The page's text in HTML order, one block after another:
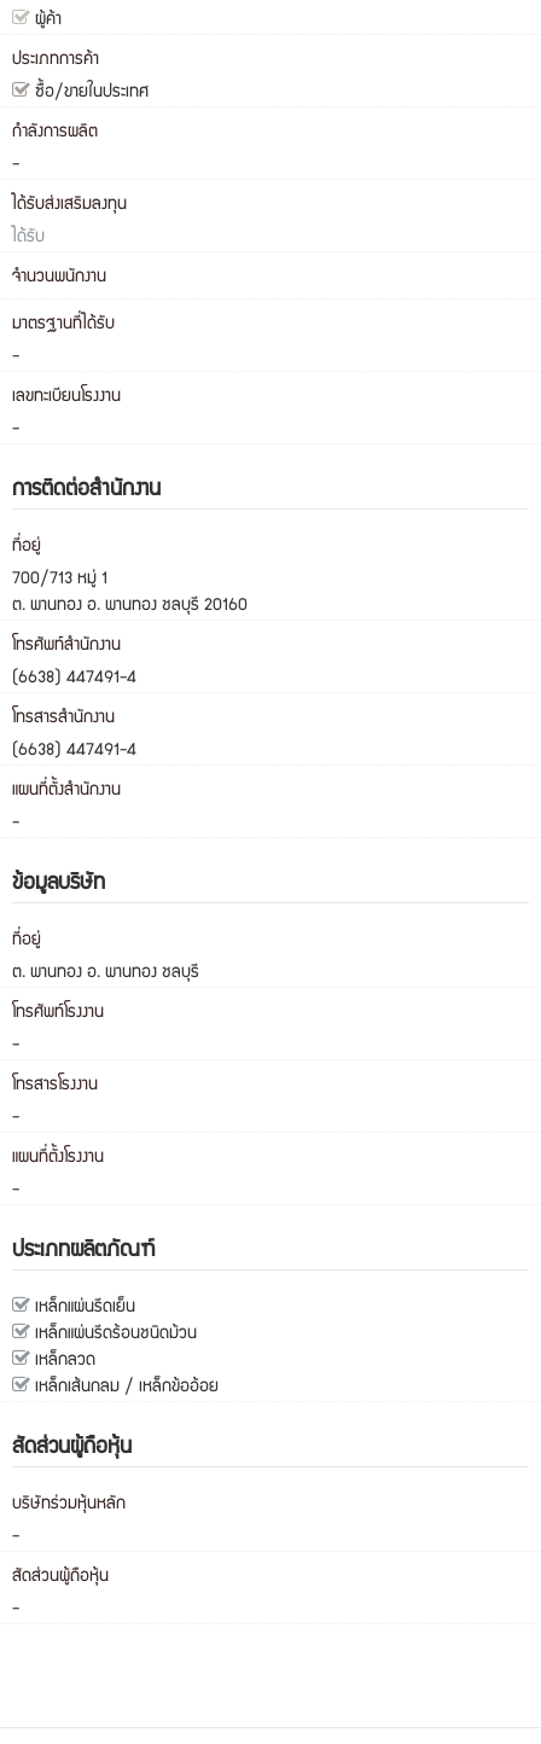
ผู้ค้า
ประเภทการค้า
ซื้อ/ขายในประเทศ
กำลังการผลิต
-
ได้รับส่งเสริมลงทุน
ได้รับ
จำนวนพนักงาน
มาตรฐานที่ได้รับ
-
เลขทะเบียนโรงงาน
-
การติดต่อสำนักงาน
ที่อยู่
700/713 หมู่ 1
ต. พานทอง อ. พานทอง ชลบุรี 20160
โทรศัพท์สำนักงาน
(6638) 447491-4
โทรสารสำนักงาน
(6638) 447491-4
แผนที่ตั้งสำนักงาน
-
ข้อมูลบริษัท
ที่อยู่
ต. พานทอง อ. พานทอง ชลบุรี
โทรศัพท์โรงงาน
-
โทรสารโรงงาน
-
แผนที่ตั้งโรงงาน
-
ประเภทผลิตภัณฑ์
เหล็กแผ่นรีดเย็น
เหล็กแผ่นรีดร้อนชนิดม้วน
เหล็กลวด
เหล็กเส้นกลม / เหล็กข้ออ้อย
สัดส่วนผู้ถือหุ้น
บริษัทร่วมหุ้นหลัก
-
สัดส่วนผู้ถือหุ้น
-